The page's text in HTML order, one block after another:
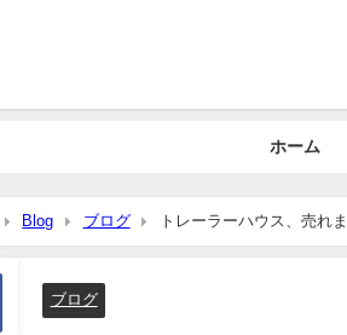
ホーム
Blog ブログ トレーラーハウス、売れ
ブログ